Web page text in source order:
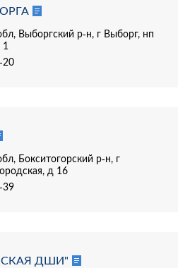
Выборгский р-н, г Выборг, нп
20
Бокситогорский р-н, г
д 16
39
ДШИ"